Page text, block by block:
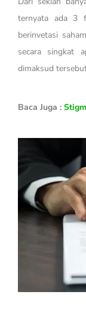
ternyata ada 3
berinvetasi
secara singkat
dimaksud
Baca Juga :